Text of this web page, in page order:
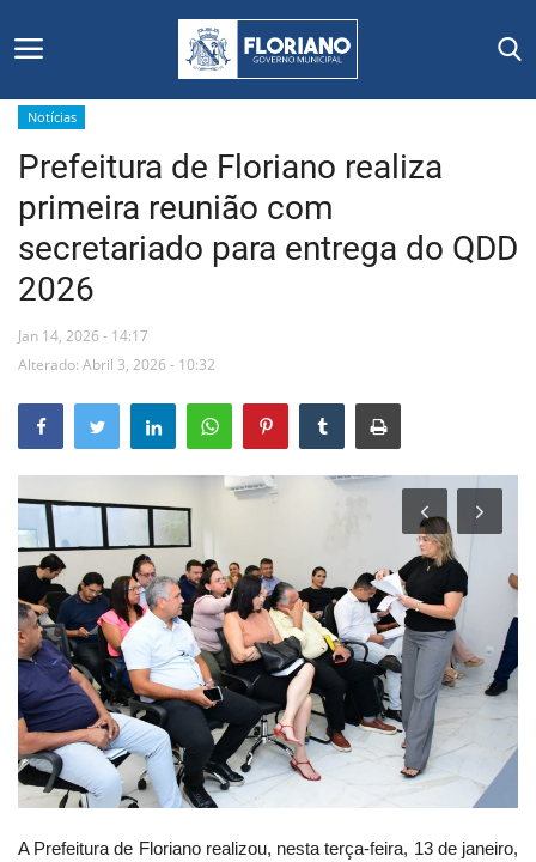
Início
Editais
Floriano
Secretarias e Órgãos
Mural de Licitações
Vídeos
Webmail
Contato
Notícias
Prefeitura de Floriano realiza
primeira reunião com
secretariado para entrega do QDD
2026
Jan 14, 2026 - 14:17
Alterado: Abril 3, 2026 - 10:32
A Prefeitura de Floriano realizou, nesta terça-feira, 13 de janeiro,